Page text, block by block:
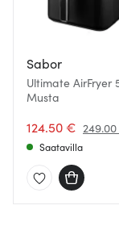
kerätty, kun olet
Sabor
Ultimate AirFryer
Musta
124.50 €
Saatavilla